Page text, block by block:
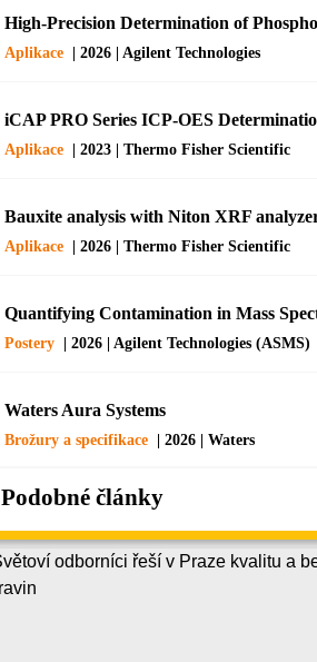
High-Precision Determination of
Aplikace | 2026 | Agilent Technologies
iCAP PRO Series ICP-OES
Aplikace | 2023 | Thermo Fisher Scientific
Bauxite analysis with Niton XRF
Aplikace | 2026 | Thermo Fisher Scientific
Quantifying Contamination in Mass
Postery | 2026 | Agilent Technologies (ASMS)
Waters Aura Systems
Brožury a specifikace | 2026 | Waters
Podobné články